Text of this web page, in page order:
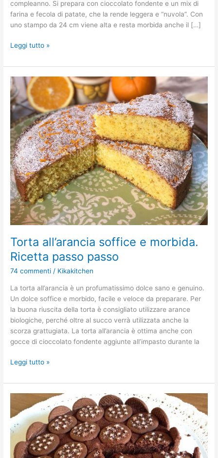
compleanno. Si prepara con cioccolato fondente e un mix di
farina e fecola di patate, che la rende leggera e “nuvola”. Con
uno stampo da 24 cm viene alta e resta morbida anche il […]
Leggi tutto »
Torta all’arancia soffice e morbida.
Ricetta passo passo
74 commenti / Kikakitchen
La torta all’arancia è un profumatissimo dolce sano e genuino.
Un dolce soffice e morbido, facile e veloce da preparare. Per
la buona riuscita della torta è consigliato utilizzare arance
biologiche, perché oltre al succo verrà utilizzata anche la
scorza grattugiata. La torta all’arancia è ottima anche con
gocce di cioccolato fondente aggiunte all’impasto durante la
Torta
all’arancia
soffice
e
morbida.
Ricetta
passo
passo
Leggi tutto »
di
stelle
nutella